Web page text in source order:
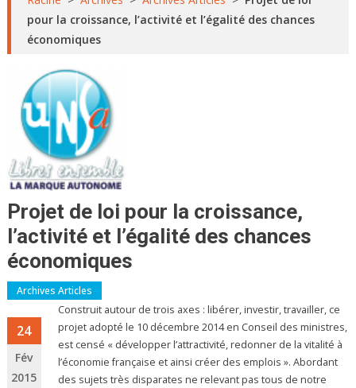
pour la croissance, l’activité et l’égalité des chances
économiques
Projet de loi pour la croissance,
l’activité et l’égalité des chances
économiques
Archives Articles
24
Fév
2015
Construit autour de trois axes : libérer, investir, travailler, ce
projet adopté le 10 décembre 2014 en Conseil des ministres,
est censé « développer l’attractivité, redonner de la vitalité à
l’économie française et ainsi créer des emplois ». Abordant
des sujets très disparates ne relevant pas tous de notre